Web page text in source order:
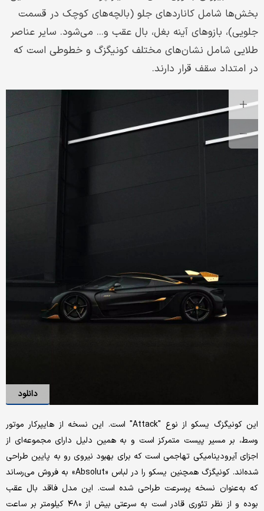
بخش‌ها شامل کاناردهای جلو (بالچه‌های کوچک در قسمت
جلویی)، بازوهای آینه بغل، بال عقب و... می‌شود. سایر عناصر
طلایی شامل نشان‌های مختلف کونیگزگ و خطوطی است که
در امتداد سقف قرار دارند.
دانلود
این کونیگزگ یسکو از نوع "Attack" است. این نسخه از هایپرکار موتور
وسط، بر مسیر پیست متمرکز است و به همین دلیل دارای مجموعه‌ای از
اجزای آیرودینامیکی تهاجمی است که برای بهبود نیروی رو به پایین طراحی
شده‌اند. کونیگزگ همچنین یسکو را در لباس «Absolut» به فروش می‌رساند
که به‌عنوان نسخه پرسرعت طراحی شده است. این مدل فاقد بال عقب
بوده و از نظر تئوری قادر است به سرعتی بیش از ۴۸۰ کیلومتر بر ساعت